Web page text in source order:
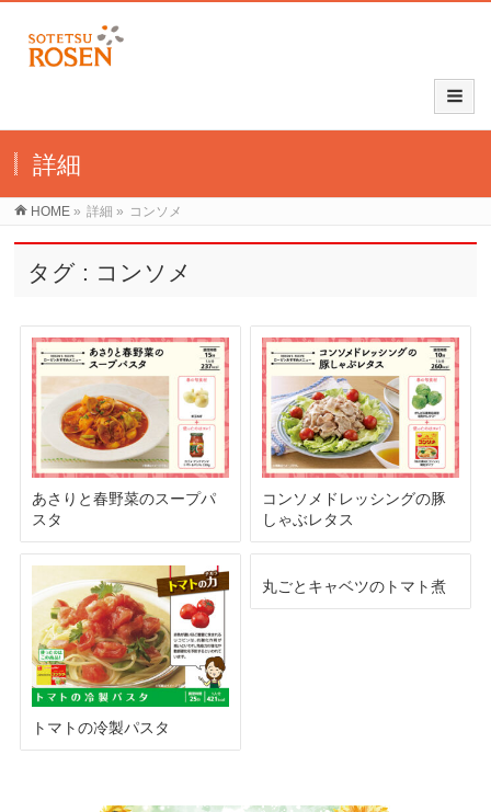
詳細
HOME » 詳細 » コンソメ
タグ : コンソメ
あさりと春野菜のスープパ
スタ
コンソメドレッシングの豚
しゃぶレタス
トマトの冷製パスタ
丸ごとキャベツのトマト煮